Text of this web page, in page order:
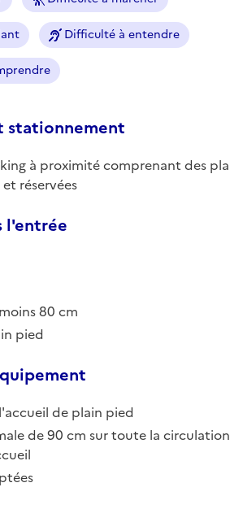
Difficulté à entendre
stationnement
à proximité comprenant des pla
réservées
l'entrée
80 cm
pied
de plain pied
de 90 cm sur toute la circulation